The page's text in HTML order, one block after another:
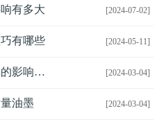
[2024-07-02]
有多大
[2024-05-11]
有哪些
[2024-03-04]
降低印刷速度对生产效率的影响有哪些
[2024-03-04]
油墨